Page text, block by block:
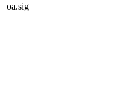
oa.sig